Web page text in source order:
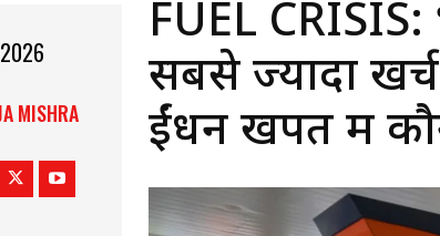
MISHRA
FUEL
सबसे ज्यादा खर्च
ईंधन खपत में